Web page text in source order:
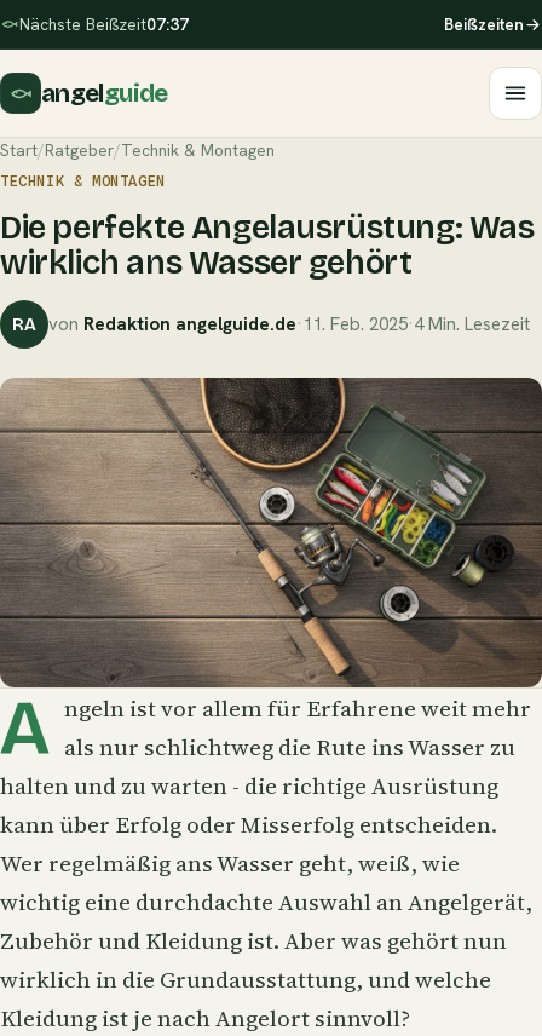
Nächste Beißzeit07:37 Beißzeiten
angelguide
Start/Ratgeber/Technik & Montagen
TECHNIK & MONTAGEN
Die perfekte Angelausrüstung: Was
wirklich ans Wasser gehört
RA von Redaktion angelguide.de· 11. Feb. 2025·4 Min. Lesezeit
A ngeln ist vor allem für Erfahrene weit mehr
als nur schlichtweg die Rute ins Wasser zu
halten und zu warten - die richtige Ausrüstung
kann über Erfolg oder Misserfolg entscheiden.
Wer regelmäßig ans Wasser geht, weiß, wie
wichtig eine durchdachte Auswahl an Angelgerät,
Zubehör und Kleidung ist. Aber was gehört nun
wirklich in die Grundausstattung, und welche
Kleidung ist je nach Angelort sinnvoll?